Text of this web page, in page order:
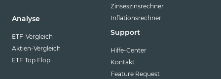
Analyse
ETF-Vergleich
Aktien-Vergleich
ETF Top Flop
Zinseszinsrechner
Inflationsrechner
Support
Hilfe-Center
Kontakt
Feature Request